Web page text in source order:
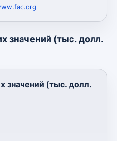
значений (тыс. долл.
значений (тыс. долл.